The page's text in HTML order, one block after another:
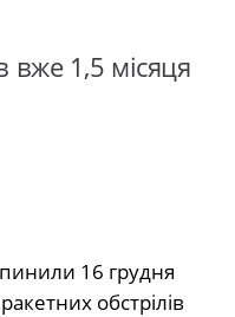
вже 1,5 місяця
16 грудня
обстрілів